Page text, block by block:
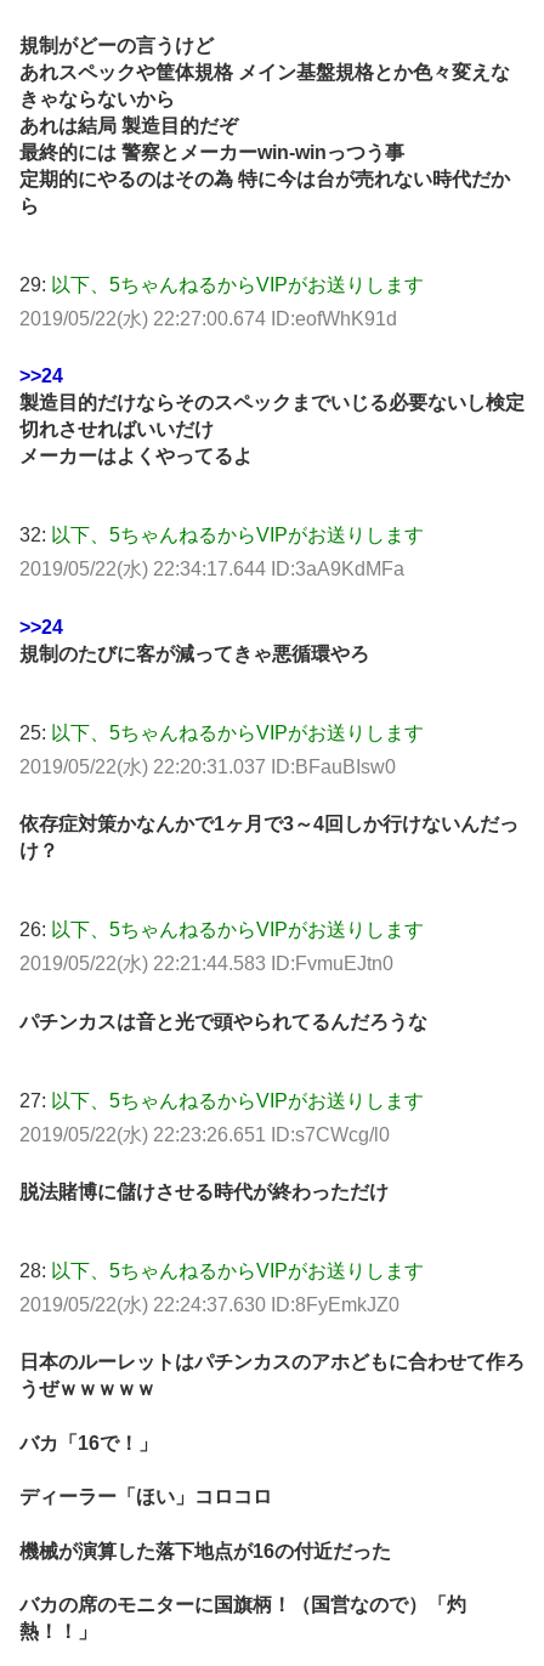
規制がどーの言うけど
あれスペックや筐体規格 メイン基盤規格とか色々変えな
きゃならないから
あれは結局 製造目的だぞ
最終的には 警察とメーカーwin-winっつう事
定期的にやるのはその為 特に今は台が売れない時代だか
ら
29: 以下、5ちゃんねるからVIPがお送りします
2019/05/22(水) 22:27:00.674 ID:eofWhK91d
>>24
製造目的だけならそのスペックまでいじる必要ないし検定
切れさせればいいだけ
メーカーはよくやってるよ
32: 以下、5ちゃんねるからVIPがお送りします
2019/05/22(水) 22:34:17.644 ID:3aA9KdMFa
>>24
規制のたびに客が減ってきゃ悪循環やろ
25: 以下、5ちゃんねるからVIPがお送りします
2019/05/22(水) 22:20:31.037 ID:BFauBIsw0
依存症対策かなんかで1ヶ月で3～4回しか行けないんだっ
け？
26: 以下、5ちゃんねるからVIPがお送りします
2019/05/22(水) 22:21:44.583 ID:FvmuEJtn0
パチンカスは音と光で頭やられてるんだろうな
27: 以下、5ちゃんねるからVIPがお送りします
2019/05/22(水) 22:23:26.651 ID:s7CWcg/l0
脱法賭博に儲けさせる時代が終わっただけ
28: 以下、5ちゃんねるからVIPがお送りします
2019/05/22(水) 22:24:37.630 ID:8FyEmkJZ0
日本のルーレットはパチンカスのアホどもに合わせて作ろ
うぜｗｗｗｗｗ
バカ「16で！」
ディーラー「ほい」コロコロ
機械が演算した落下地点が16の付近だった
バカの席のモニターに国旗柄！（国営なので）「灼
熱！！」